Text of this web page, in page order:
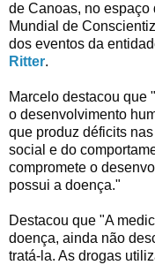
de Canoas, no espaço
Mundial de
dos eventos da
Ritter.
Marcelo destacou que "
o desenvolvimento
que produz déficits
social e do
compromete o
possui a doença."
Destacou que "A
doença, ainda não
tratá-la. As drogas